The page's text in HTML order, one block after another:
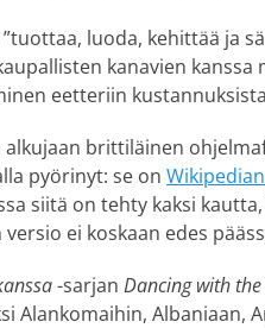
luoda, kehittää ja
kanavien
eetteriin
alkujaan brittiläinen
pyörinyt: se on
siitä on tehty kaksi
ei koskaan edes
-sarjan Dancing with the
Alankomaihin, Albaniaan,